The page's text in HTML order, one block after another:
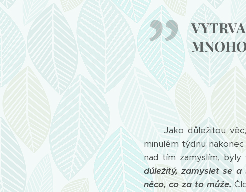
Jako důležitou věc,
minulém týdnu
nad tím zamyslím,
důležitý, zamyslet se
něco, co za to může.